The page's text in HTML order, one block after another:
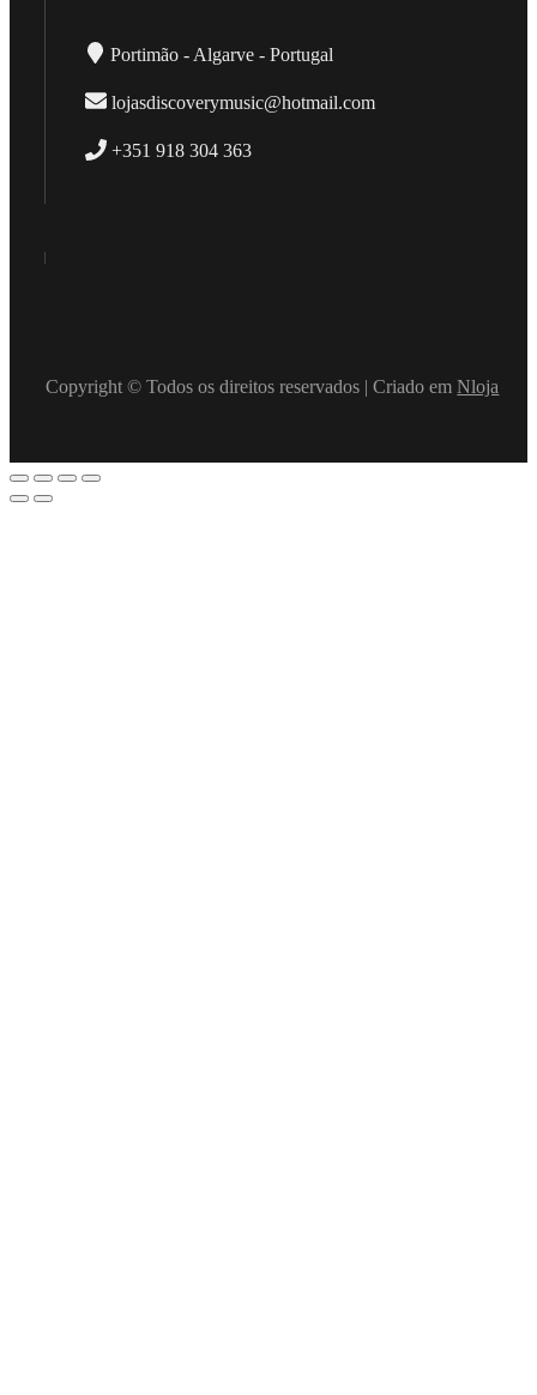
Portimão - Algarve - Portugal
lojasdiscoverymusic@hotmail.com
+351 918 304 363
Copyright © Todos os direitos reservados | Criado emNloja